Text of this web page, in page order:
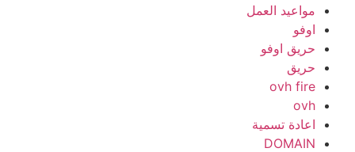
مواعيد العمل
اوفو
حريق اوفو
حريق
ovh fire
ovh
اعادة تسمية
DOMAIN